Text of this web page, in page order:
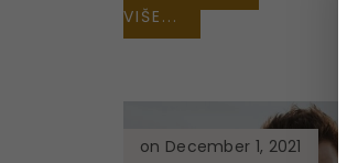
VIŠE...
on December 1, 2021